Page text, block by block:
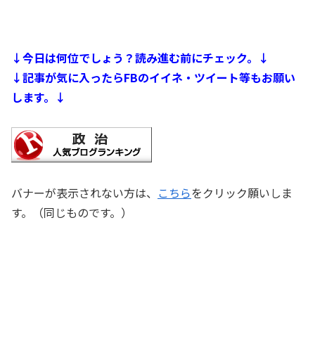
↓今日は何位でしょう？読み進む前にチェック。↓
↓記事が気に入ったらFBのイイネ・ツイート等もお願い
します。↓
バナーが表示されない方は、 こちらをクリック願いしま
す。（同じものです。）